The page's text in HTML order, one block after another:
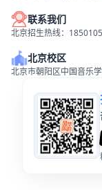
联系我们
北京招生热线：
北京校区
北京市朝阳区中国音乐